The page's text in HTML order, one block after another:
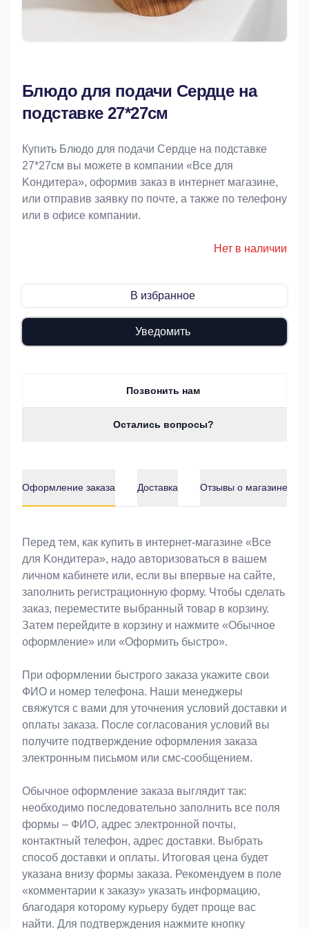
Блюдо для подачи Сердце на
подставке 27*27см
Купить Блюдо для подачи Сердце на подставке
27*27см вы можете в компании «Bce для
Koндитeрa», оформив заказ в интернет магазине,
или отправив заявку по почте, а также по телефону
или в офисе компании.
Нет в наличии
В избранное
Уведомить
Позвонить нам
Остались вопросы?
Оформление заказа Доставка Отзывы о магазине
Оформление заказа
Перед тем, как купить в интернет-магазине «Bce
для Koндитeрa», надо авторизоваться в вашем
личном кабинете или, если вы впервые на сайте,
заполнить регистрационную форму. Чтобы сделать
заказ, переместите выбранный товар в корзину.
Затем перейдите в корзину и нажмите «Обычное
оформление» или «Оформить быстро».
При оформлении быстрого заказа укажите свои
ФИО и номер телефона. Наши менеджеры
свяжутся с вами для уточнения условий доставки и
оплаты заказа. После согласования условий вы
получите подтверждение оформления заказа
электронным письмом или смс-сообщением.
Обычное оформление заказа выглядит так:
необходимо последовательно заполнить все поля
формы – ФИО, адрес электронной почты,
контактный телефон, адрес доставки. Выбрать
способ доставки и оплаты. Итоговая цена будет
указана внизу формы заказа. Рекомендуем в поле
«комментарии к заказу» указать информацию,
благодаря которому курьеру будет проще вас
найти. Для подтверждения нажмите кнопку